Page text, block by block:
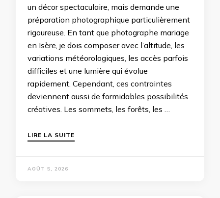
un décor spectaculaire, mais demande une
préparation photographique particulièrement
rigoureuse. En tant que photographe mariage
en Isère, je dois composer avec l’altitude, les
variations météorologiques, les accès parfois
difficiles et une lumière qui évolue
rapidement. Cependant, ces contraintes
deviennent aussi de formidables possibilités
créatives. Les sommets, les forêts, les …
LIRE LA SUITE
AOÛT 5, 2026